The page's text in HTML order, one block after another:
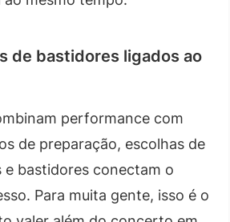
de bastidores ligados ao
performance com
de preparação, escolhas de
e bastidores conectam o
Para muita gente, isso é o